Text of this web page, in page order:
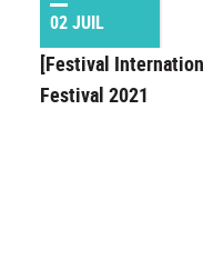
02 JUIL
[Festival
Festival 2021